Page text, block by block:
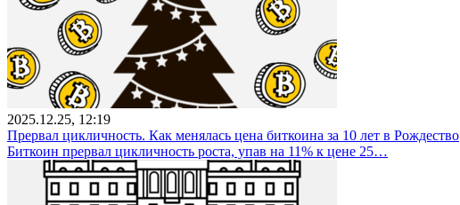
2025.12.25, 12:19
Прервал цикличность. Как менялась цена биткоина за 10 лет в Рождество
Биткоин прервал цикличность роста, упав на 11% к цене 25…